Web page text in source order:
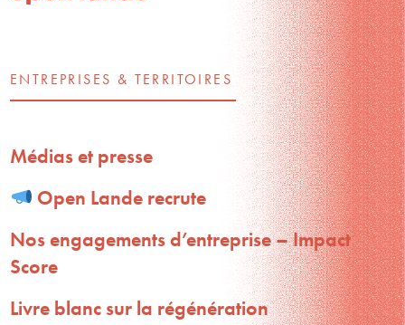
ENTREPRISES & TERRITOIRES
Médias et presse
Open Lande recrute
Nos engagements d’entreprise – Impact
Score
Livre blanc sur la régénération